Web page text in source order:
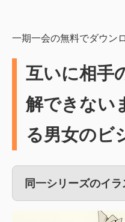
一期一会の無料でダウン
互いに相手
解できない
る男女のビ
同一シリーズのイ